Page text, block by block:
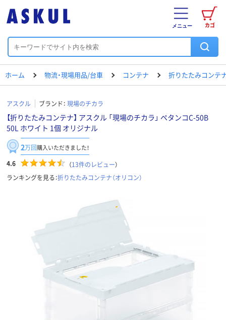
カゴ
メニュー
ホーム 物流・現場用品/台車 コンテナ 折りたたみコンテナ
アスクル ブランド： 現場のチカラ
【折りたたみコンテナ】 アスクル 「現場のチカラ」 ペタンコC-50B
50L ホワイト 1個 オリジナル
2万回購入いただきました！
4.6 （13件のレビュー）
ランキングを見る：折りたたみコンテナ（オリコン）